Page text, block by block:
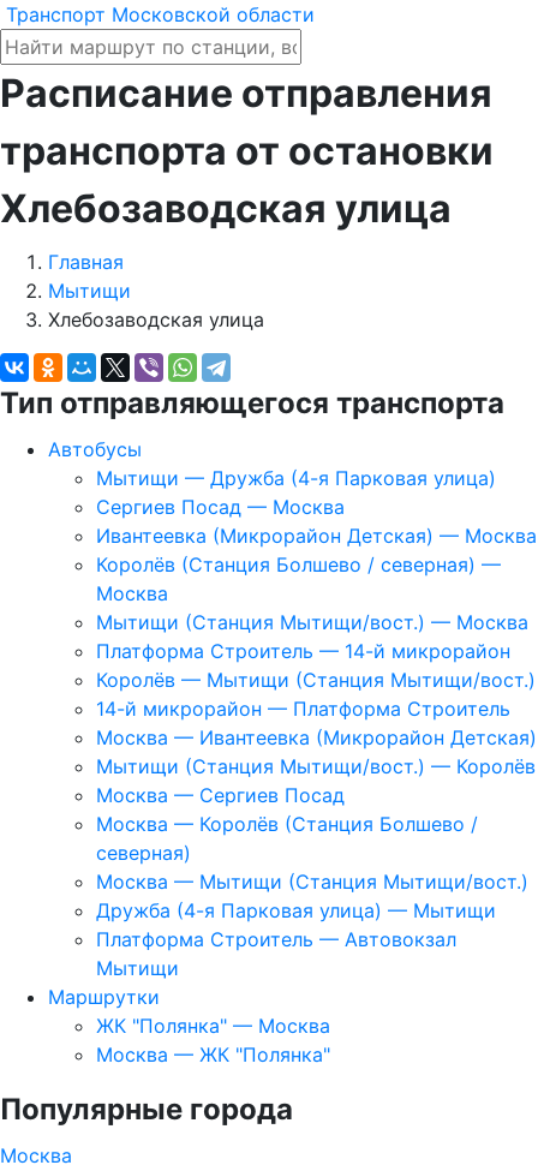
Транспорт Московской области
Расписание отправления
транспорта от остановки
Хлебозаводская улица
Главная
Мытищи
Хлебозаводская улица
Тип отправляющегося транспорта
Автобусы
Мытищи — Дружба (4-я Парковая улица)
Сергиев Посад — Москва
Ивантеевка (Микрорайон Детская) — Москва
Королёв (Станция Болшево / северная) —
Москва
Мытищи (Станция Мытищи/вост.) — Москва
Платформа Строитель — 14-й микрорайон
Королёв — Мытищи (Станция Мытищи/вост.)
14-й микрорайон — Платформа Строитель
Москва — Ивантеевка (Микрорайон Детская)
Мытищи (Станция Мытищи/вост.) — Королёв
Москва — Сергиев Посад
Москва — Королёв (Станция Болшево /
северная)
Москва — Мытищи (Станция Мытищи/вост.)
Дружба (4-я Парковая улица) — Мытищи
Платформа Строитель — Автовокзал
Мытищи
Маршрутки
ЖК "Полянка" — Москва
Москва — ЖК "Полянка"
Популярные города
Москва